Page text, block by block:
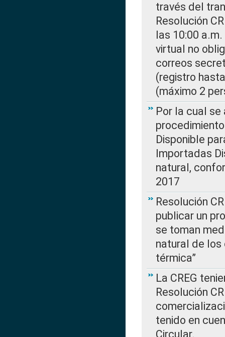
través del
Resolución
las 10:00
virtual no
correos
(registro
(máximo 2
Por la cual
Disponible
Importadas
natural,
2017
Resolución
publicar un
se toman
natural de los
térmica”
La CREG
Resolución
tenido en
Circular.